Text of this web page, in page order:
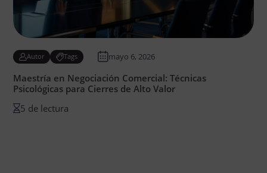
Autor Tags mayo 6, 2026
Maestría en Negociación Comercial: Técnicas
Psicológicas para Cierres de Alto Valor
5 de lectura